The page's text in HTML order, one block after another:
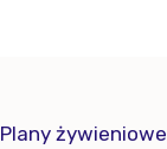
Plany żywieniowe